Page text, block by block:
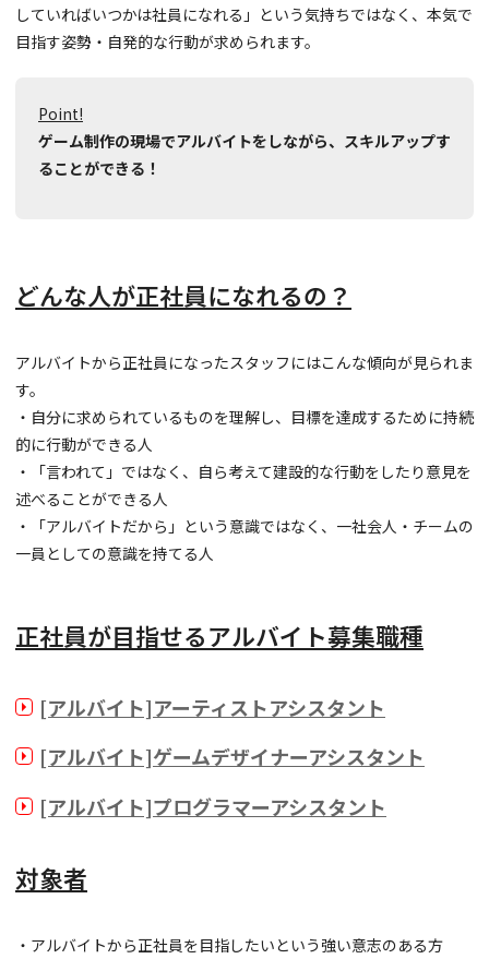
していればいつかは社員になれる」という気持ちではなく、本気で
目指す姿勢・自発的な行動が求められます。
Point!
ゲーム制作の現場でアルバイトをしながら、スキルアップす
ることができる！
どんな人が正社員になれるの？
アルバイトから正社員になったスタッフにはこんな傾向が見られま
す。
・自分に求められているものを理解し、目標を達成するために持続
的に行動ができる人
・「言われて」ではなく、自ら考えて建設的な行動をしたり意見を
述べることができる人
・「アルバイトだから」という意識ではなく、一社会人・チームの
一員としての意識を持てる人
正社員が目指せるアルバイト募集職種
[アルバイト]アーティストアシスタント
[アルバイト]ゲームデザイナーアシスタント
[アルバイト]プログラマーアシスタント
対象者
・アルバイトから正社員を目指したいという強い意志のある方